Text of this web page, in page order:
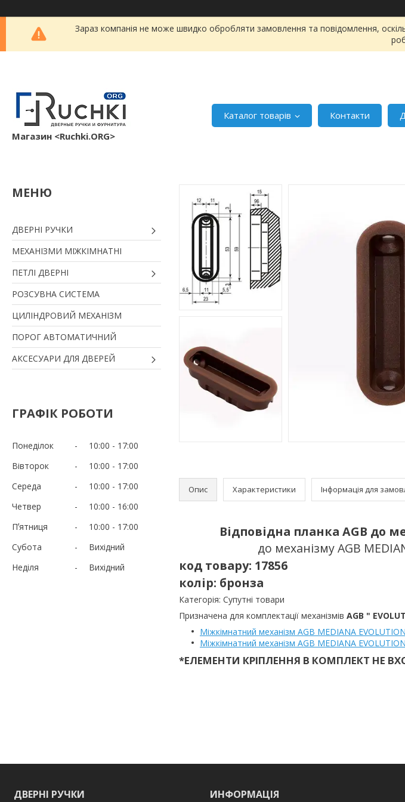
Зараз компанія не може швидко обробляти замовлення та повідомлення,
Магазин <Ruchki.ORG>
Каталог товарів Контакти
ДВЕРНІ РУЧКИ
МЕХАНІЗМИ МІЖКІМНАТНІ
ПЕТЛІ ДВЕРНІ
РОЗСУВНА СИСТЕМА
ЦИЛІНДРОВИЙ МЕХАНІЗМ
ПОРОГ АВТОМАТИЧНИЙ
АКСЕСУАРИ ДЛЯ ДВЕРЕЙ
ГРАФІК РОБОТИ
Понеділок 10:00
17:00
Вівторок
10:00
17:00
Середа
10:00
17:00
Четвер
10:00
16:00
Пʼятниця
10:00
17:00
Субота
Вихідний
Неділя
Вихідний
Опис Характеристики Інформація для
Відповідна планка AGB до
до механізму AGB
код товару: 17856
колір: бронза
Категорія: Супутні товари
Призначена для комплектації механізмів AGB "
Міжкімнатний механізм AGB MEDIANA
Міжкімнатний механізм AGB MEDIANA
*ЕЛЕМЕНТИ КРІПЛЕННЯ В КОМПЛЕКТ НЕ
ДВЕРНІ РУЧКИ ИНФОРМАЦІЯ